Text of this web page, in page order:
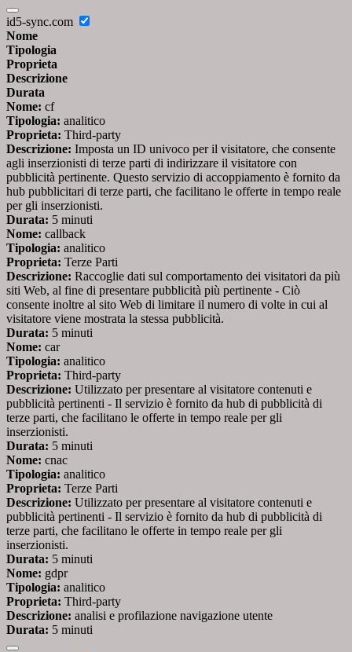
id5-sync.com
Nome
Tipologia
Proprieta
Descrizione
Durata
Nome: cf
Tipologia: analitico
Proprieta: Third-party
Descrizione: Imposta un ID univoco per il visitatore, che consente
agli inserzionisti di terze parti di indirizzare il visitatore con
pubblicità pertinente. Questo servizio di accoppiamento è fornito da
hub pubblicitari di terze parti, che facilitano le offerte in tempo reale
per gli inserzionisti.
Durata: 5 minuti
Nome: callback
Tipologia: analitico
Proprieta: Terze Parti
Descrizione: Raccoglie dati sul comportamento dei visitatori da più
siti Web, al fine di presentare pubblicità più pertinente - Ciò
consente inoltre al sito Web di limitare il numero di volte in cui al
visitatore viene mostrata la stessa pubblicità.
Durata: 5 minuti
Nome: car
Tipologia: analitico
Proprieta: Third-party
Descrizione: Utilizzato per presentare al visitatore contenuti e
pubblicità pertinenti - Il servizio è fornito da hub di pubblicità di
terze parti, che facilitano le offerte in tempo reale per gli
inserzionisti.
Durata: 5 minuti
Nome: cnac
Tipologia: analitico
Proprieta: Terze Parti
Descrizione: Utilizzato per presentare al visitatore contenuti e
pubblicità pertinenti - Il servizio è fornito da hub di pubblicità di
terze parti, che facilitano le offerte in tempo reale per gli
inserzionisti.
Durata: 5 minuti
Nome: gdpr
Tipologia: analitico
Proprieta: Third-party
Descrizione: analisi e profilazione navigazione utente
Durata: 5 minuti